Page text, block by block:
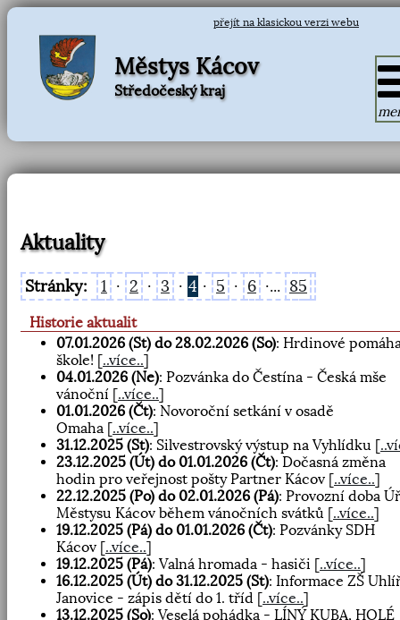
přejít na klasickou verzi webu
Městys Kácov
Středočeský kraj
Aktuality
Stránky: 1 · 2 · 3 · 4 · 5 · 6 ·... 85
Historie aktualit
07.01.2026 (St) do 28.02.2026 (So): Hrdinové
škole! [..více..]
04.01.2026 (Ne): Pozvánka do Čestína - Česká mše
vánoční [..více..]
01.01.2026 (Čt): Novoroční setkání v osadě
Omaha [..více..]
31.12.2025 (St): Silvestrovský výstup na Vyhlídku [
23.12.2025 (Út) do 01.01.2026 (Čt): Dočasná změna
hodin pro veřejnost pošty Partner Kácov [..více..]
22.12.2025 (Po) do 02.01.2026 (Pá): Provozní doba
Městysu Kácov během vánočních svátků [..více..]
19.12.2025 (Pá) do 01.01.2026 (Čt): Pozvánky SDH
Kácov [..více..]
19.12.2025 (Pá): Valná hromada - hasiči [..více..]
16.12.2025 (Út) do 31.12.2025 (St): Informace ZŠ
Janovice - zápis dětí do 1. tříd [..více..]
13.12.2025 (So): Veselá pohádka - LÍNÝ KUBA, HOLÉ